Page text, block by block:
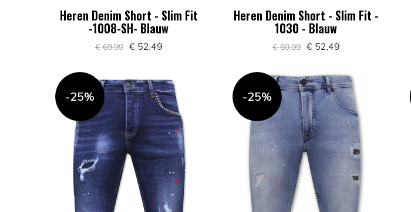
Heren Denim Short - Slim Fit
-1008-SH- Blauw
€ 69,99 € 52,49
Heren Denim Short - Slim Fit -
1030 - Blauw
€ 69,99 € 52,49
-25% -25%